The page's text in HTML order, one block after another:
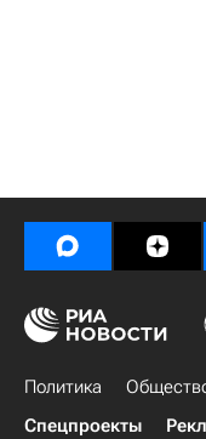
Политика
Спецпроекты